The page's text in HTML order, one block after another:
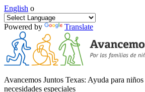
English o
Powered by Translate
Avancemos Juntos Texas: Ayuda para
necesidades especiales